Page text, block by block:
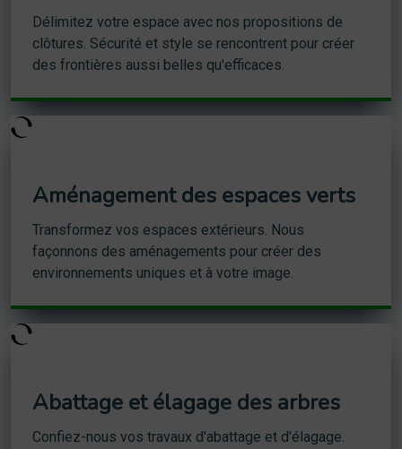
Délimitez votre espace avec nos propositions de
clôtures. Sécurité et style se rencontrent pour créer
des frontières aussi belles qu'efficaces.
Aménagement des espaces verts
Transformez vos espaces extérieurs. Nous
façonnons des aménagements pour créer des
environnements uniques et à votre image.
Abattage et élagage des arbres
Confiez-nous vos travaux d'abattage et d'élagage.